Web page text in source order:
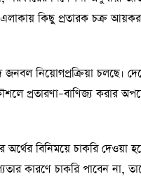
কিছু প্রতারক চক্র আয়কর
নিয়োগপ্রক্রিয়া চলছে।
প্রতারণা–বাণিজ্য করার
বিনিময়ে চাকরি দেওয়া
কারণে চাকরি পাবেন না,